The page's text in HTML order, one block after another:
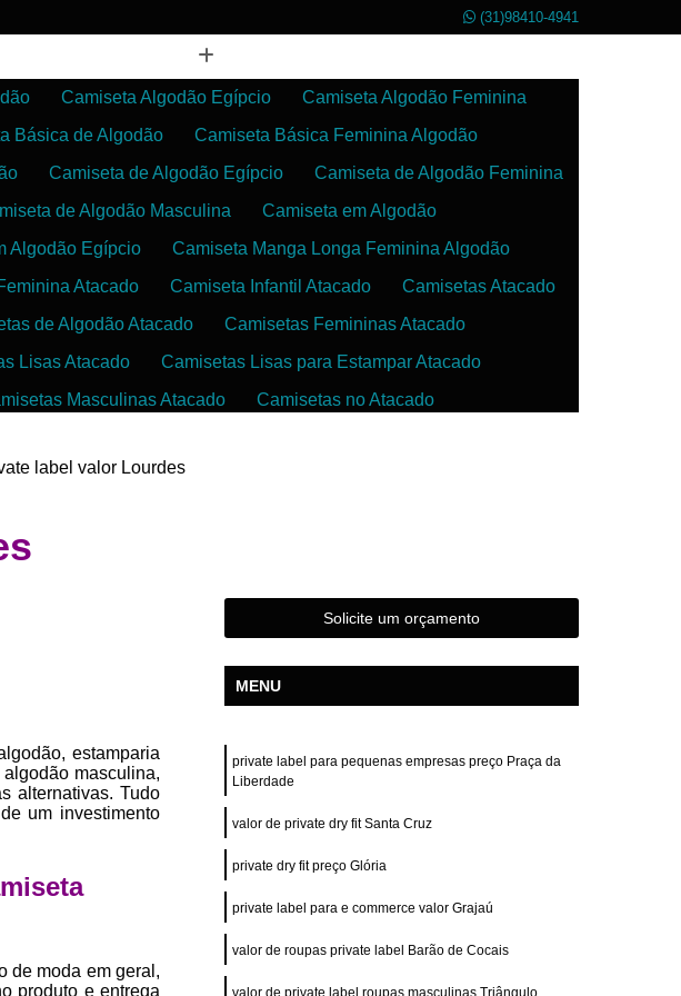
(31)98410-4941
Camiseta Algodão Egípcio
Camiseta Algodão Feminina
Básica de Algodão
Camiseta Básica Feminina Algodão
Camiseta de Algodão Egípcio
Camiseta de Algodão Feminina
de Algodão Masculina
Camiseta em Algodão
Algodão Egípcio
Camiseta Manga Longa Feminina Algodão
Atacado
Camiseta Infantil Atacado
Camisetas Atacado
de Algodão Atacado
Camisetas Femininas Atacado
Lisas Atacado
Camisetas Lisas para Estampar Atacado
Masculinas Atacado
Camisetas no Atacado
para Sublimação Atacado
Roupas Personalizadas
Fabrica e Confecção de Roupas
de Coleção de Estampas
Desenvolvimento de Estampa
Estampa Exclusiva
Desenvolvimento de Estampa para Camisas
Desenvolvimento de Estampa para Roupas
de Estampa para Roupas Femininas
de Estampa para Roupas Masculinas
Desenvolvimento de Estampa Personalizada
Estampa de Camiseta
label valor Lourdes
estamparia
masculina,
alternativas. Tudo
um investimento
de moda em geral,
produto e entrega
Solicite um orçamento
MENU
private label para pequenas empresas preço Praça da
Liberdade
valor de private dry fit Santa Cruz
private dry fit preço Glória
private label para e commerce valor Grajaú
valor de roupas private label Barão de Cocais
valor de private label roupas masculinas Triângulo